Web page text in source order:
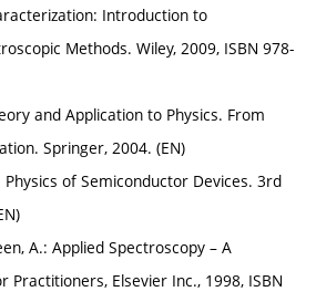
Introduction to
Methods. Wiley, 2009, ISBN 978-
and Application to Physics. From
Springer, 2004. (EN)
Physics of Semiconductor Devices. 3rd
A.: Applied Spectroscopy – A
Practitioners, Elsevier Inc., 1998, ISBN